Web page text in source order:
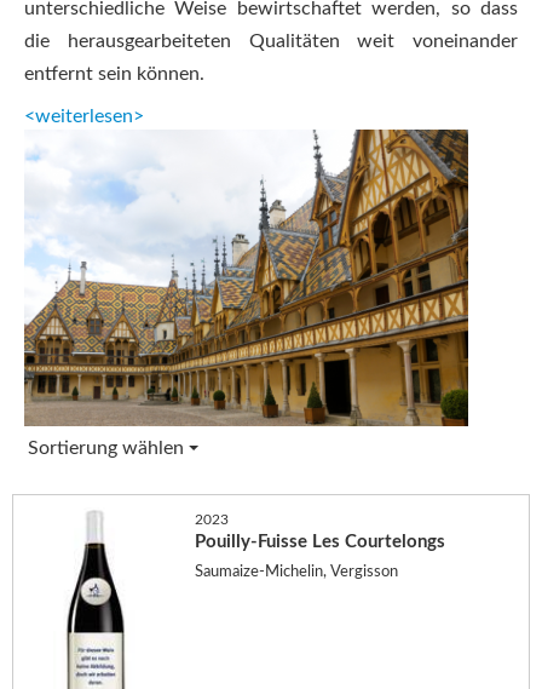
unterschiedliche Weise bewirtschaftet werden, so dass
die herausgearbeiteten Qualitäten weit voneinander
entfernt sein können.
<weiterlesen>
Sortierung wählen
2023
Pouilly-Fuisse Les Courtelongs
Saumaize-Michelin, Vergisson